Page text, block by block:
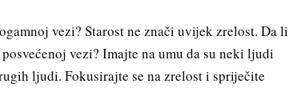
vezi? Starost ne znači uvijek zrelost. Da li
vezi? Imajte na umu da su neki ljudi
ljudi. Fokusirajte se na zrelost i spriječite